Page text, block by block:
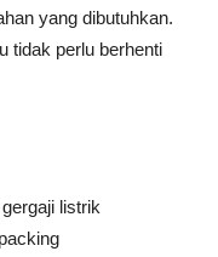
yang dibutuhkan.
tidak perlu berhenti
listrik